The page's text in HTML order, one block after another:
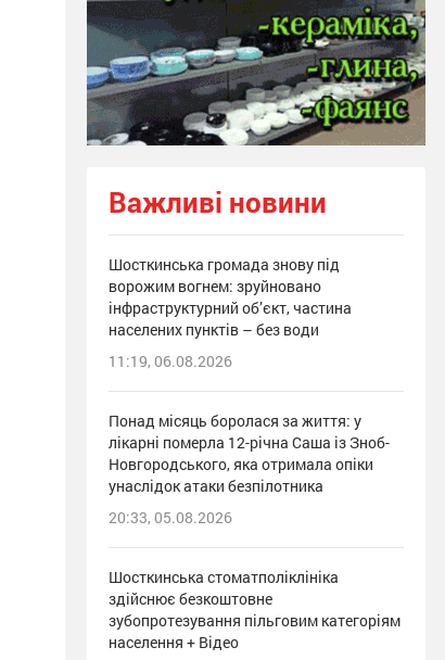
Важливі новини
Шосткинська громада знову під
ворожим вогнем: зруйновано
інфраструктурний об’єкт, частина
населених пунктів – без води
11:19, 06.08.2026
Понад місяць боролася за життя: у
лікарні померла 12-річна Саша із Зноб-
Новгородського, яка отримала опіки
унаслідок атаки безпілотника
20:33, 05.08.2026
Шосткинська стоматполіклініка
здійснює безкоштовне
зубопротезування пільговим категоріям
населення + Відео